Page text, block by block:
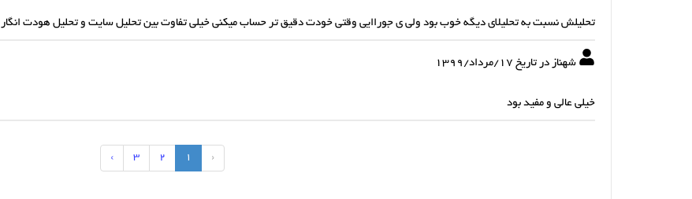
تحلیلش نسبت به تحلیلای دیگه خوب بود ولی ی جوراایی وقتی خودت دقیق تر حساب میکنی خیلی تفاوت بین تحلیل سایت و تحلیل هودت
شهناز در تاریخ 17/مرداد/1399
خیلی عالی و مفید بود
‹
1
2
3
›